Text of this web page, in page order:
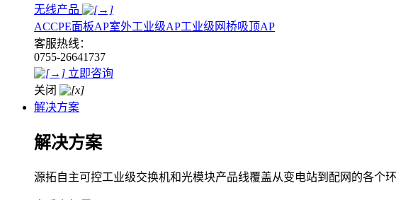
无线产品
ACCPE面板AP室外工业级AP工业级网桥吸顶AP
客服热线：
0755-26641737
立即咨询
关闭
解决方案
解决方案
源拓自主可控工业级交换机和光模块产品线覆盖从变电站到配网的各个